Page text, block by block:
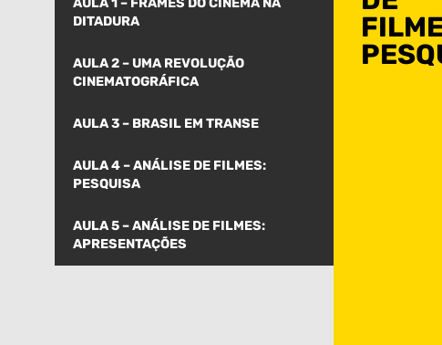
AULA 1 – FRAMES DO CINEMA NA
DITADURA
AULA 2 – UMA REVOLUÇÃO
CINEMATOGRÁFICA
AULA 3 – BRASIL EM TRANSE
AULA 4 – ANÁLISE DE FILMES:
PESQUISA
AULA 5 – ANÁLISE DE FILMES:
APRESENTAÇÕES